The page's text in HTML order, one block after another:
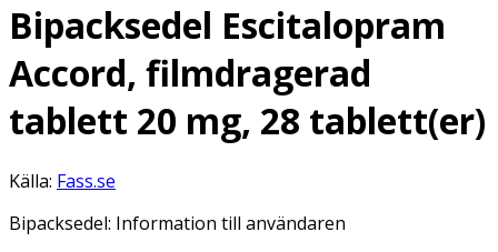
Bipacksedel Escitalopram
Accord, filmdragerad
tablett 20 mg, 28 tablett(er)
Källa: Fass.se
Bipacksedel: Information till användaren